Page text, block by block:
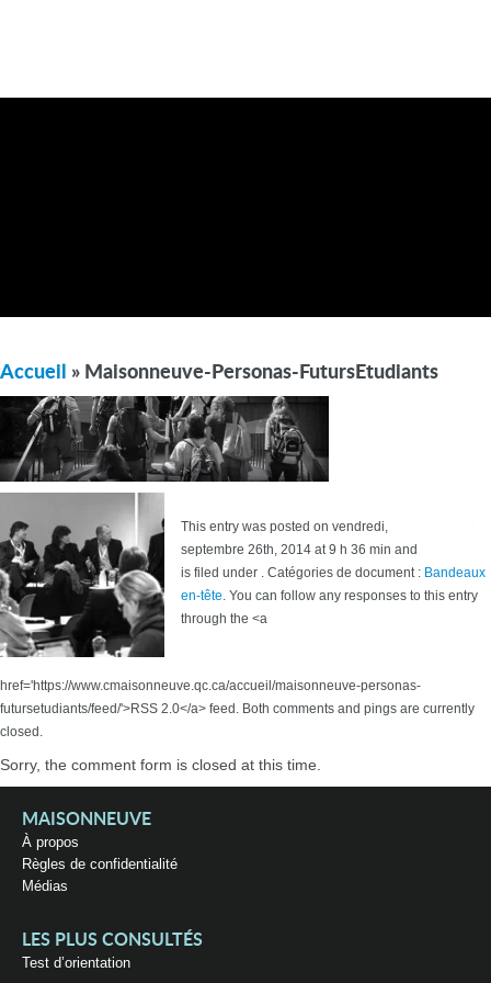
Accueil » Maisonneuve-Personas-FutursEtudiants
This entry was posted on vendredi,
septembre 26th, 2014 at 9 h 36 min and
is filed under . Catégories de document : Bandeaux
en-tête. You can follow any responses to this entry
through the <a
href='https://www.cmaisonneuve.qc.ca/accueil/maisonneuve-personas-
futursetudiants/feed/'>RSS 2.0</a> feed. Both comments and pings are currently
closed.
Sorry, the comment form is closed at this time.
MAISONNEUVE
À propos
Règles de confidentialité
Médias
LES PLUS CONSULTÉS
Test d’orientation